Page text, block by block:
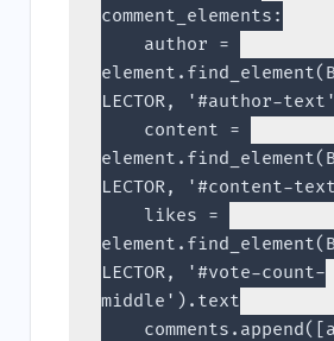
comment_elements:
LECTOR, '#author-
LECTOR, '#content-
LECTOR, '#vote-count-
middle').text